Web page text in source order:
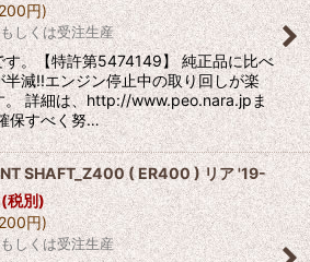
円)
しくは受注生産
す。【特許第5474149】 純正品に比べ
半減!!エンジン停止中の取り回しが楽
。 詳細は、http://www.peo.nara.jpま
保すべく努…
SHAFT_Z400 ( ER400 ) リア '19-
(税別)
円)
しくは受注生産